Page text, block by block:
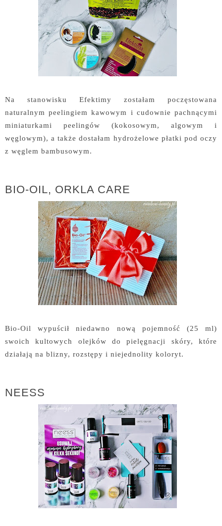
Na stanowisku Efektimy zostałam poczęstowana
naturalnym peelingiem kawowym i cudownie pachnącymi
miniaturkami peelingów (kokosowym, algowym i
węglowym), a także dostałam hydrożelowe płatki pod oczy
z węglem bambusowym.
BIO-OIL, ORKLA CARE
Bio-Oil wypuścił niedawno nową pojemność (25 ml)
swoich kultowych olejków do pielęgnacji skóry, które
działają na blizny, rozstępy i niejednolity koloryt.
NEESS